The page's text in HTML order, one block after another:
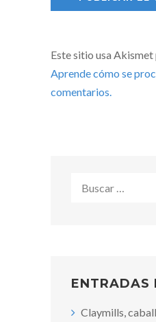
Este sitio usa Akismet
Aprende cómo se
comentarios.
ENTRADAS
Claymills,